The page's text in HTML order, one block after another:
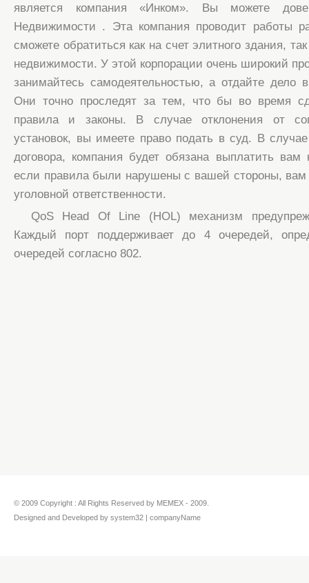
является компания «Инком». Вы можете
Недвижимости . Эта компания проводит работы
сможете обратиться как на счет элитного здания,
недвижимости. У этой корпорации очень широкий
занимайтесь самодеятельностью, а отдайте дело
Они точно проследят за тем, что бы во время
правила и законы. В случае отклонения от
установок, вы имеете право подать в суд. В
договора, компания будет обязана выплатить
если правила были нарушены с вашей стороны, вам
уголовной ответственности.
QoS Head Of Line (HOL) механизм
Каждый порт поддерживает до 4 очередей,
очередей согласно 802.
© 2009 Copyright : All Rights Reserved by MEMEX - 2009.
Designed and Developed by system32 | companyName